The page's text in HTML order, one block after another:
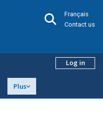
Français
Contact us
Plus
Log in